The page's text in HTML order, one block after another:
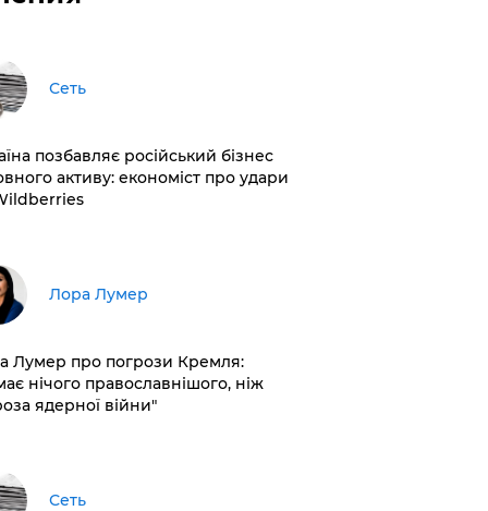
Сеть
позбавляє російський бізнес
активу: економіст про удари
​Лора Лумер
Лумер про погрози Кремля:
нічого православнішого, ніж
ядерної війни"
Сеть